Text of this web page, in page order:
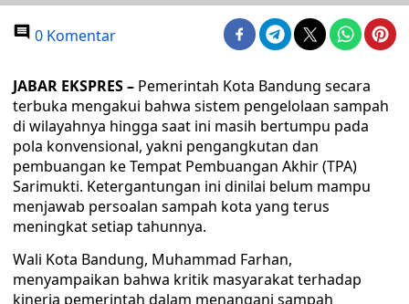
0 Komentar
JABAR EKSPRES – Pemerintah Kota Bandung secara
terbuka mengakui bahwa sistem pengelolaan sampah
di wilayahnya hingga saat ini masih bertumpu pada
pola konvensional, yakni pengangkutan dan
pembuangan ke Tempat Pembuangan Akhir (TPA)
Sarimukti. Ketergantungan ini dinilai belum mampu
menjawab persoalan sampah kota yang terus
meningkat setiap tahunnya.
Wali Kota Bandung, Muhammad Farhan,
menyampaikan bahwa kritik masyarakat terhadap
kinerja pemerintah dalam menangani sampah